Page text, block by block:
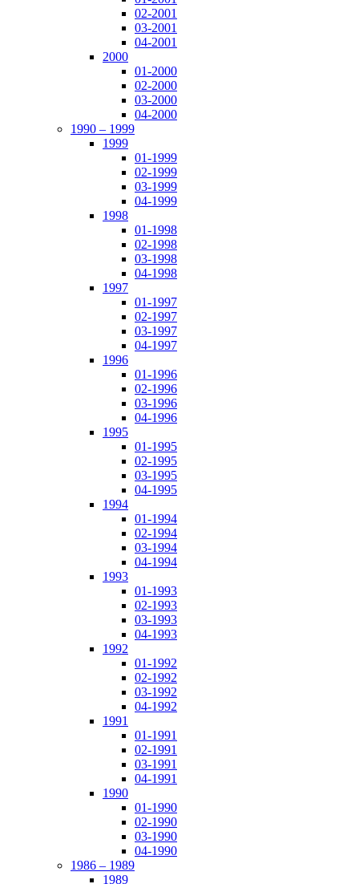
02-2001
03-2001
04-2001
2000
01-2000
02-2000
03-2000
04-2000
1990 – 1999
1999
01-1999
02-1999
03-1999
04-1999
1998
01-1998
02-1998
03-1998
04-1998
1997
01-1997
02-1997
03-1997
04-1997
1996
01-1996
02-1996
03-1996
04-1996
1995
01-1995
02-1995
03-1995
04-1995
1994
01-1994
02-1994
03-1994
04-1994
1993
01-1993
02-1993
03-1993
04-1993
1992
01-1992
02-1992
03-1992
04-1992
1991
01-1991
02-1991
03-1991
04-1991
1990
01-1990
02-1990
03-1990
04-1990
1986 – 1989
1989